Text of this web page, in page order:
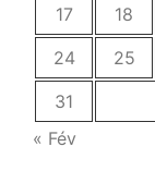
17
18
24
25
31
« Fév